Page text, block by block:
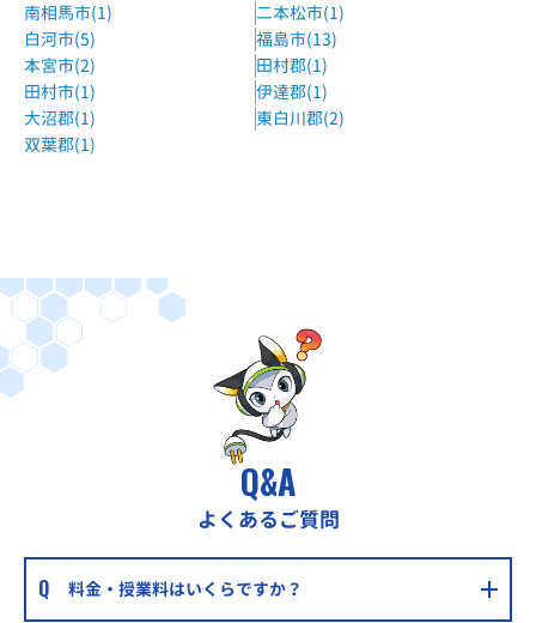
ベスト個別朝日が丘教室
郡山第七中学校・朝日が丘小学校から徒歩5分
ベスト個別日出山教室
小原田中学校から徒歩13分
JR郡山駅 徒歩3分
南相馬市(1)
二本松市(1)
白河市(5)
福島市(13)
本宮市(2)
田村郡(1)
田村市(1)
伊達郡(1)
大沼郡(1)
東白川郡(2)
双葉郡(1)
Q&A
よくあるご質問
料金・授業料はいくらですか？